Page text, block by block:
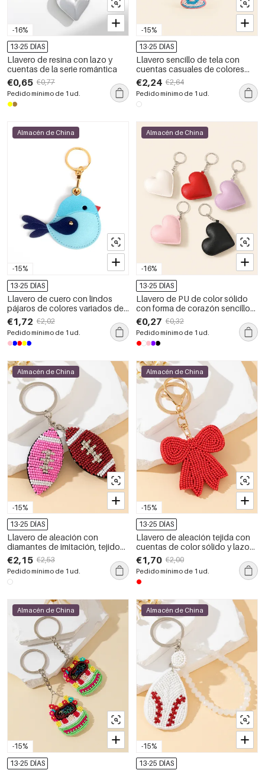
-16%
13-25 DÍAS
Llavero de resina con lazo y
cuentas de la serie romántica
€0,65 €0,77
Pedido mínimo de 1 ud.
-15%
13-25 DÍAS
Llavero sencillo de tela con
cuentas casuales de colores
variados y cuentas de la serie
Casual.
€2,24 €2,64
Pedido mínimo de 1 ud.
-15%
Almacén de China
13-25 DÍAS
Llavero de cuero con lindos
pájaros de colores variados de
la serie Simple
€1,72 €2,02
Pedido mínimo de 1 ud.
-16%
Almacén de China
13-25 DÍAS
Llavero de PU de color sólido
con forma de corazón sencillo
de la serie romántica.
€0,27 €0,32
Pedido mínimo de 1 ud.
-15%
Almacén de China
13-25 DÍAS
Llavero de aleación con
diamantes de imitación, tejido
en forma elíptica, de la serie
Simple Sports Beads, con
cuentas de colores variados.
€2,15 €2,53
Pedido mínimo de 1 ud.
-15%
Almacén de China
13-25 DÍAS
Llavero de aleación tejida con
cuentas de color sólido y lazo
dulce de la serie romántica.
€1,70 €2,00
Pedido mínimo de 1 ud.
-15%
Almacén de China
13-25 DÍAS
-15%
Almacén de China
13-25 DÍAS